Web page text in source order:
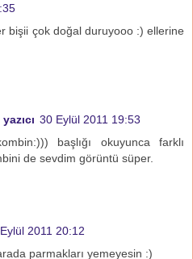
bişii çok doğal duruyooo :) ellerine
30 Eylül 2011 19:53
başlığı okuyunca farklı
de sevdim görüntü süper.
2011 20:12
parmakları yemeyesin :)